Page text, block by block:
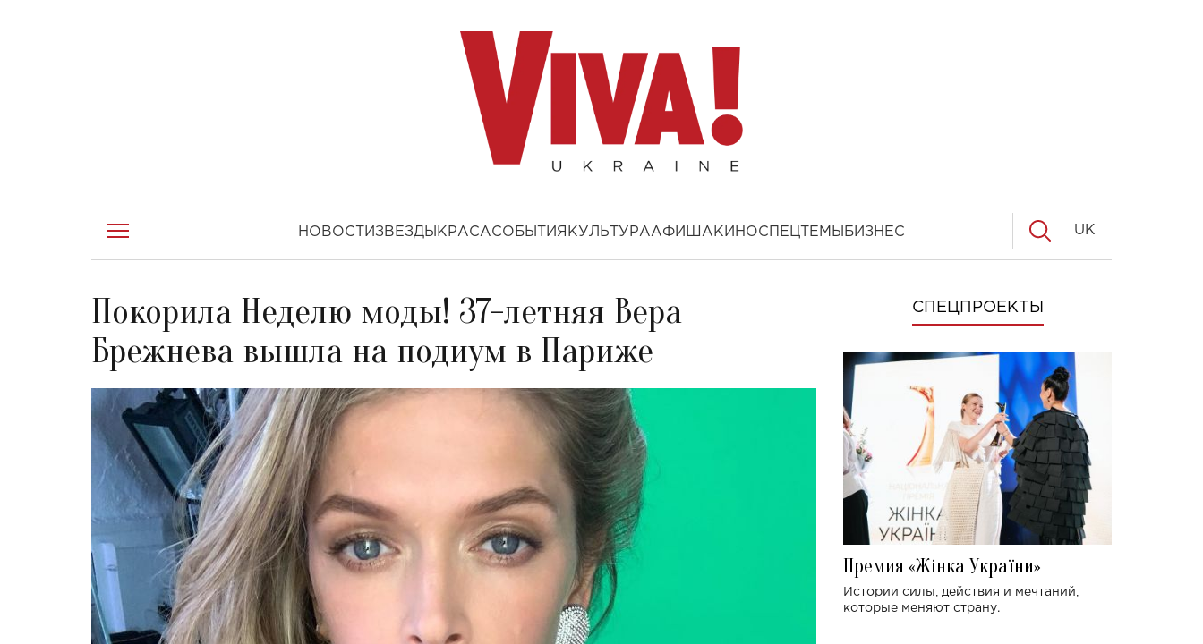
НОВОСТИ ЗВЕЗДЫ КРАСАСОБЫТИЯ КУЛЬТУРААФИША КИНОСПЕЦТЕМЫ БИЗНЕС UK
Покорила Неделю моды! 37-летняя Вера
Брежнева вышла на подиум в Париже
СПЕЦПРОЕКТЫ
Премия «Жінка України»
Истории силы, действия и мечтаний,
которые меняют страну.